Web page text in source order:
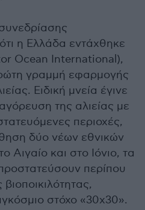
η Ελλάδα εντάχθηκε
Ocean International),
γραμμή εφαρμογής
Ειδική μνεία έγινε
της αλιείας με
περιοχές,
δύο νέων εθνικών
και στο Ιόνιο, τα
περίπου
στόχο «30x30».